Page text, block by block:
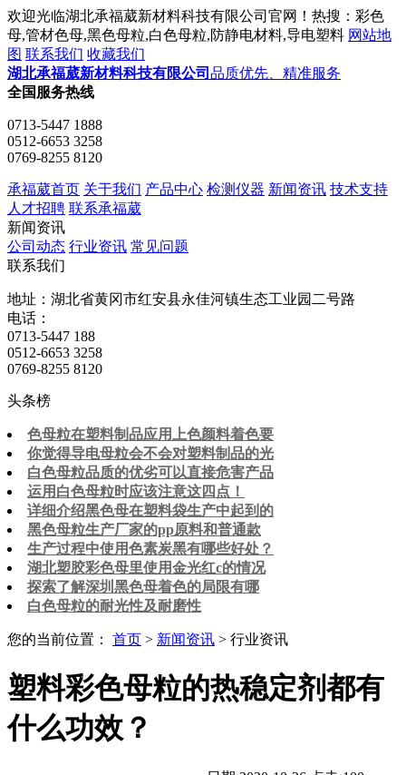
欢迎光临湖北承福葳新材料科技有限公司官网！热搜：彩色
母,管材色母,黑色母粒,白色母粒,防静电材料,导电塑料 网站地
图 联系我们 收藏我们
湖北承福葳新材料科技有限公司 品质优先、精准服务
全国服务热线
0713-5447 1888
0512-6653 3258
0769-8255 8120
承福葳首页 关于我们 产品中心 检测仪器 新闻资讯 技术支持
人才招聘 联系承福葳
新闻资讯
公司动态 行业资讯 常见问题
联系我们
地址：湖北省黄冈市红安县永佳河镇生态工业园二号路
电话：
0713-5447 188
0512-6653 3258
0769-8255 8120
头条榜
色母粒在塑料制品应用上色颜料着色要
你觉得导电母粒会不会对塑料制品的光
白色母粒品质的优劣可以直接危害产品
运用白色母粒时应该注意这四点！
详细介绍黑色母在塑料袋生产中起到的
黑色母粒生产厂家的pp原料和普通款
生产过程中使用色素炭黑有哪些好处？
湖北塑胶彩色母里使用金光红c的情况
探索了解深圳黑色母着色的局限有哪
白色母粒的耐光性及耐磨性
您的当前位置： 首页 > 新闻资讯 > 行业资讯
塑料彩色母粒的热稳定剂都有
什么功效？